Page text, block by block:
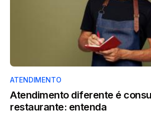
ATENDIMENTO
Atendimento diferente é
restaurante: entenda